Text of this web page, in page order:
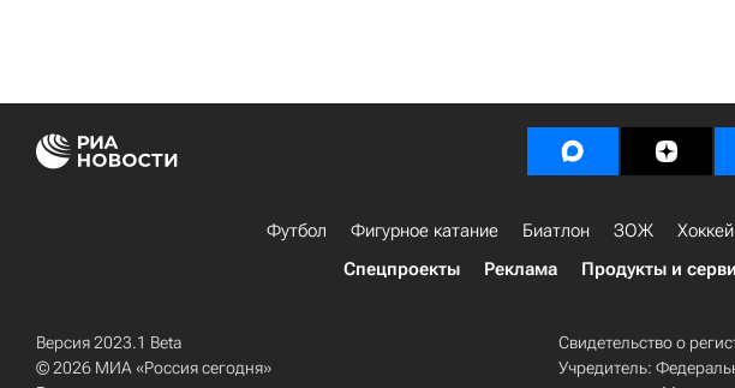
Футбол Фигурное катание Биатлон ЗОЖ Хоккей
Спецпроекты
Реклама Продукты и
Версия 2023.1 Beta
© 2026 МИА «Россия сегодня»
Свидетельство о
Учредитель: